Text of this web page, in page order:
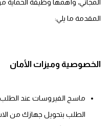
المجاني، وأهمها وظيفة
المقدمة ما يلي:
الخصوصية وميزات الأمان
ماسح الفيروسات عند
الطلب بتحويل جهازك من